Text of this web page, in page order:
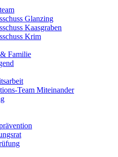
Glanzing
Kaasgraben
Krim
Familie
Team Miteinander